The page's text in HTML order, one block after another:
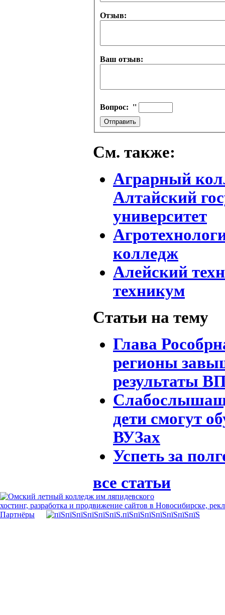
Отзыв:
Ваш отзыв:
Вопрос: ''
См. также:
Аграрный
Алтайский
университет
колледж
Алейский
техникум
Статьи на тему
Глава
регионы
результаты
дети смогут
ВУЗах
Успеть за
все статьи
хостинг, разработка и продвижение сайтов в Новосибирске,
Партнёры